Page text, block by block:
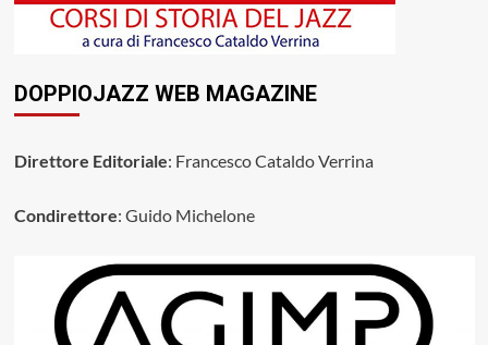
DOPPIOJAZZ WEB MAGAZINE
Direttore Editoriale: Francesco Cataldo Verrina
Condirettore: Guido Michelone